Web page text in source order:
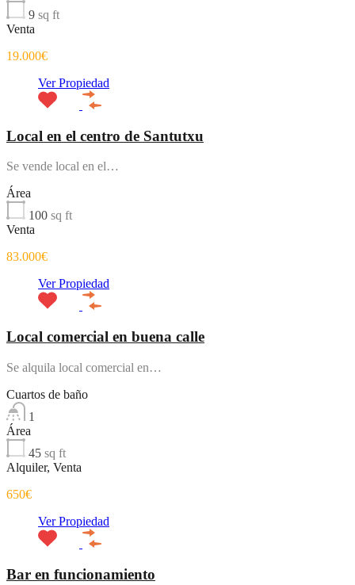
9 sq ft
Venta
19.000€
Ver Propiedad
Local en el centro de Santutxu
Se vende local en el…
Área
100 sq ft
Venta
83.000€
Ver Propiedad
Local comercial en buena calle
Se alquila local comercial en…
Cuartos de baño
1
Área
45 sq ft
Alquiler, Venta
650€
Ver Propiedad
Bar en funcionamiento